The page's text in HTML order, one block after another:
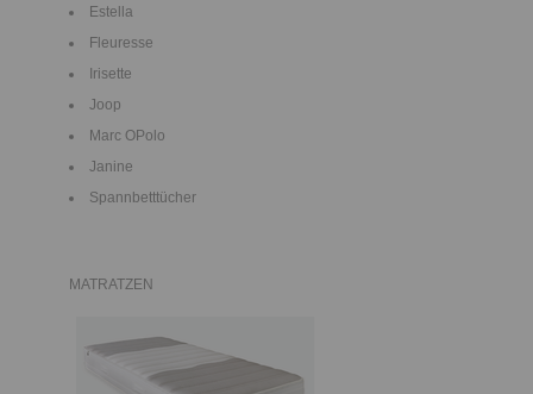
Estella
Fleuresse
Irisette
Joop
Marc OPolo
Janine
Spannbetttücher
MATRATZEN